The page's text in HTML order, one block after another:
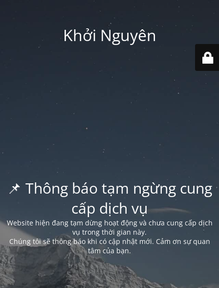
Khởi Nguyên
📌 Thông báo tạm ngừng cung
cấp dịch vụ
Website hiện đang tạm dừng hoạt động và chưa cung cấp dịch
vụ trong thời gian này.
Chúng tôi sẽ thông báo khi có cập nhật mới. Cảm ơn sự quan
tâm của bạn.